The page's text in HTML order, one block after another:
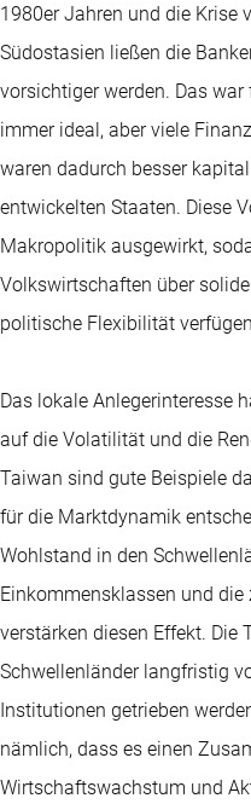
1980er Jahren und die Krise
Südostasien ließen die
vorsichtiger werden. Das
immer ideal, aber viele
waren dadurch besser
entwickelten Staaten. Diese
Makropolitik ausgewirkt,
Volkswirtschaften über
politische Flexibilität
Das lokale Anlegerinteresse
auf die Volatilität und die
Taiwan sind gute Beispiele
für die Marktdynamik
Wohlstand in den
Einkommensklassen und
verstärken diesen Effekt. Die
Schwellenländer langfristig
Institutionen getrieben
nämlich, dass es einen
Wirtschaftswachstum und